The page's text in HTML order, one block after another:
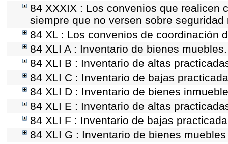
84 XXXIX : Los convenios que realicen
siempre que no versen sobre
84 XL : Los convenios de coordinación
84 XLI A : Inventario de bienes muebles.
84 XLI B : Inventario de altas
84 XLI C : Inventario de bajas
84 XLI D : Inventario de bienes
84 XLI E : Inventario de altas
84 XLI F : Inventario de bajas
84 XLI G : Inventario de bienes